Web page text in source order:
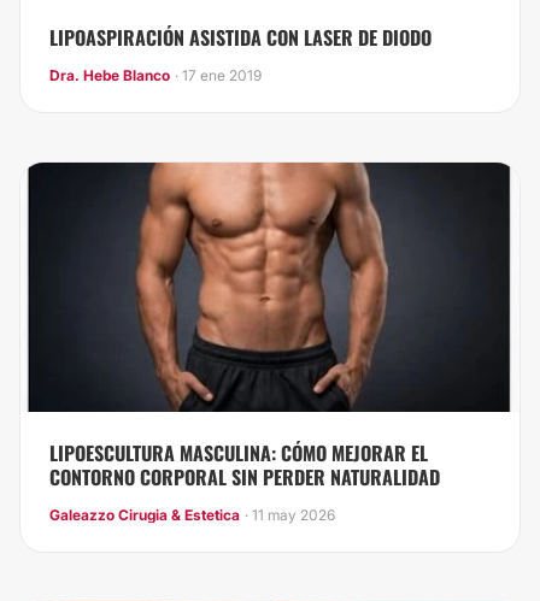
LIPOASPIRACIÓN ASISTIDA CON LASER DE DIODO
Dra. Hebe Blanco · 17 ene 2019
LIPOESCULTURA MASCULINA: CÓMO MEJORAR EL
CONTORNO CORPORAL SIN PERDER NATURALIDAD
Galeazzo Cirugia & Estetica · 11 may 2026